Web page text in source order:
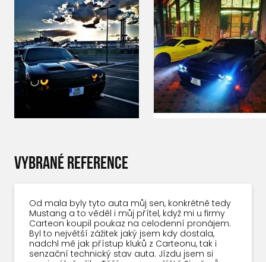
VYBRANÉ REFERENCE
Od mala byly tyto auta můj sen, konkrétně tedy
Mustang a to věděl i můj přítel, když mi u firmy
Carteon koupil poukaz na celodenní pronájem.
Byl to největší zážitek jaký jsem kdy dostala,
nadchl mě jak přístup kluků z Carteonu, tak i
senzační technický stav auta. Jízdu jsem si